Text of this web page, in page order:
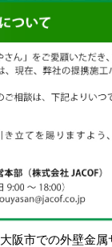
大阪市での外壁金